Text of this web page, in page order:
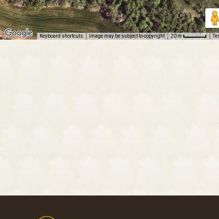
Keyboard shortcuts Image may be subject to copyright 20 m